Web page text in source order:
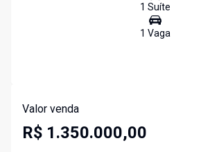
1 Suíte
1 Vaga
Valor venda
R$ 1.350.000,00